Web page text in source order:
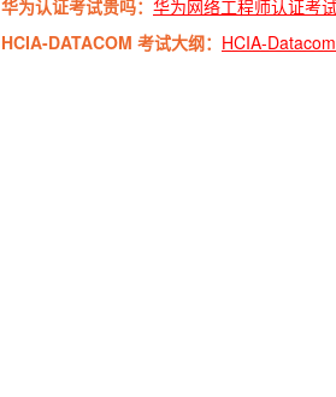
华为认证考试贵吗： 华为网络工程师认证考
HCIA-DATACOM 考试大纲： HCIA-